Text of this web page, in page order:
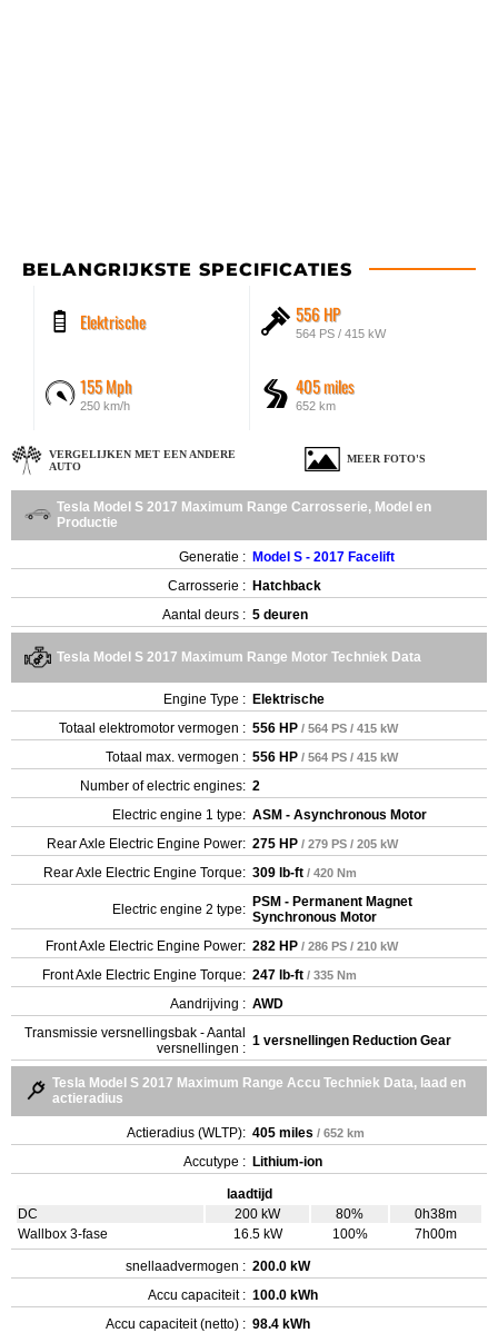
BELANGRIJKSTE SPECIFICATIES
Elektrische 556 HP
564 PS / 415 kW
155 Mph
250 km/h
405 miles
652 km
VERGELIJKEN MET EEN ANDERE
AUTO
MEER FOTO'S
Tesla Model S 2017 Maximum Range Carrosserie, Model en
Productie
Generatie : Model S - 2017 Facelift
Carrosserie : Hatchback
Aantal deurs : 5 deuren
Tesla Model S 2017 Maximum Range Motor Techniek Data
Engine Type : Elektrische
Totaal elektromotor vermogen : 556 HP / 564 PS / 415 kW
Totaal max. vermogen : 556 HP / 564 PS / 415 kW
Number of electric engines: 2
Electric engine 1 type: ASM - Asynchronous Motor
Rear Axle Electric Engine Power: 275 HP / 279 PS / 205 kW
Rear Axle Electric Engine Torque: 309 lb-ft / 420 Nm
Electric engine 2 type: PSM - Permanent Magnet
Synchronous Motor
Front Axle Electric Engine Power: 282 HP / 286 PS / 210 kW
Front Axle Electric Engine Torque: 247 lb-ft / 335 Nm
Aandrijving : AWD
Transmissie versnellingsbak - Aantal
versnellingen : 1 versnellingen Reduction Gear
Tesla Model S 2017 Maximum Range Accu Techniek Data, laad en
actieradius
Actieradius (WLTP): 405 miles / 652 km
Accutype : Lithium-ion
laadtijd
DC
200 kW 80%
0h38m
Wallbox 3-fase
16.5 kW 100% 7h00m
snellaadvermogen : 200.0 kW
Accu capaciteit : 100.0 kWh
Accu capaciteit (netto) : 98.4 kWh